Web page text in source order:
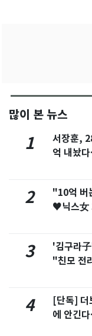
많이 본 뉴스
1
서장훈,
억 내놨
2
"10억 버
♥닉스女
3
'김구라
"친모 전
4
[단독] 더
에 안긴